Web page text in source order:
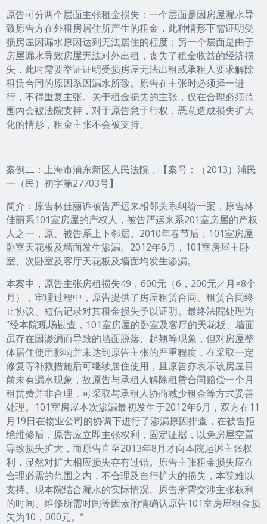
原告可分两个层面主张租金损失：一个层面是因房屋漏水导
致原告方在外租房居住所产生的租金，此种情形下需证明受
损房屋因漏水原因达到无法居住的程度；另一个层面是由于
房屋漏水导致房屋无法对外出租，丧失了租金收益的经济损
失，此时需要举证证明受损房屋无法出租或承租人要求解除
租赁合同的原因系因漏水所致。原告在主张时必须择一进
行，不得重复主张。关于租金损失的主张，仅在合理必须范
围内会被法院支持，对于原告怠于行权，恶意造成损失扩大
化的情形，租金主张不会被支持。
案例二：上海市浦东新区人民法院，【案号：（2013）浦民
一（民）初字第27703号】
简介：原告林佳丽诉被告严运来相邻关系纠纷一案，原告林
佳丽系101室房屋的产权人，被告严运来系201室房屋的产权
人之一，原、被告系上下邻居。2010年春节后，101室房屋
卧室天花板及墙面发生渗漏。2012年6月，101室房屋主卧
室、次卧室及客厅天花板及墙面均发生渗漏。
本案中，原告主张房租损失49，600元（6，200元／月×8个
月），审理过程中，原告提供了房屋租赁合同、租赁合同终
止协议、短信记录对其租金损失予以证明。最终法院处理为
“经本院现场勘查，101室房屋的卧室及客厅的天花板、墙面
虽存在因渗漏而导致的墙面脱落、起翘等现象，但对房屋整
体居住使用影响并未达到原告主张的严重程度，在采取一定
修复等补救措施后可继续居住使用，且原告亦表示该房屋目
前未有漏水现象，故原告与承租人解除租赁合同赔偿一个月
租赁费并非合理，可采取与承租人协商减少租金等方式妥善
处理。101室房屋本次渗漏最初发生于2012年6月，双方在11
月19日在物业公司的协调下进行了渗漏原因排查，在被告拒
绝维修后，原告应立即主张权利，固定证据，以免房屋空置
导致损失扩大，而原告直至2013年8月才向本院起诉主张权
利，显然对扩大相应损失存有过错。原告主张租金损失应在
合理必需的范围之内，不合理及自行扩大的损失，本院难以
支持。现本院结合漏水的实际情况、原告所需交涉主张权利
的时间、维修所需时间等因素酌情确认原告101室房屋租金损
失为10，000元。”